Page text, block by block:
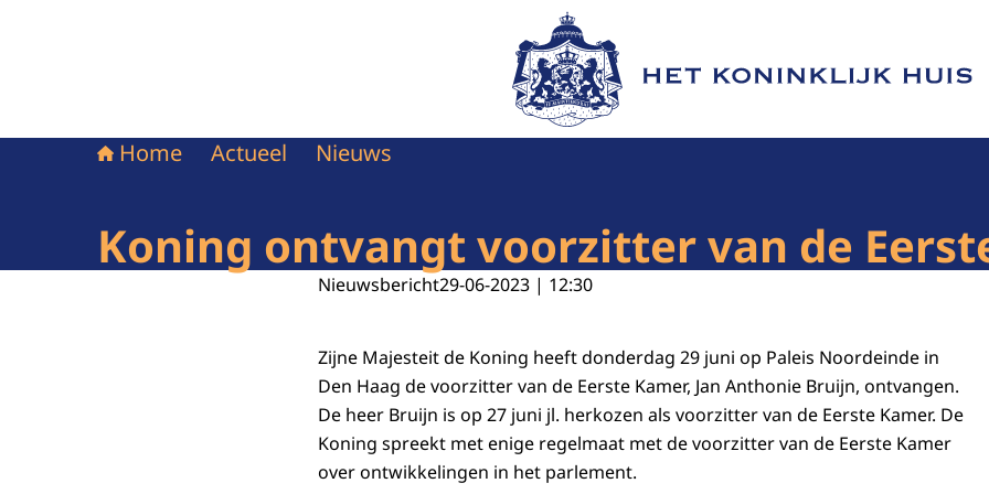
Naar de homepage van Het Koninklijk Huis
Home Actueel Nieuws
Koning ontvangt voorzitter van de
Nieuwsbericht29-06-2023 | 12:30
Zijne Majesteit de Koning heeft donderdag 29 juni op Paleis Noordeinde in
Den Haag de voorzitter van de Eerste Kamer, Jan Anthonie Bruijn, ontvangen.
De heer Bruijn is op 27 juni jl. herkozen als voorzitter van de Eerste Kamer. De
Koning spreekt met enige regelmaat met de voorzitter van de Eerste Kamer
over ontwikkelingen in het parlement.